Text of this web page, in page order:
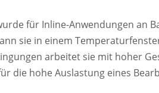
für Inline-Anwendungen an
sie in einem
arbeitet sie mit hoher
die hohe Auslastung eines